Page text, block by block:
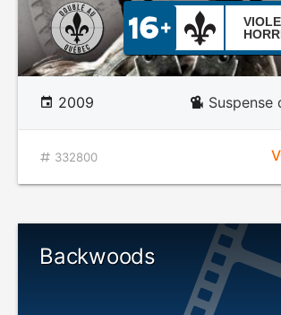
2009 Suspense
332800
Backwoods